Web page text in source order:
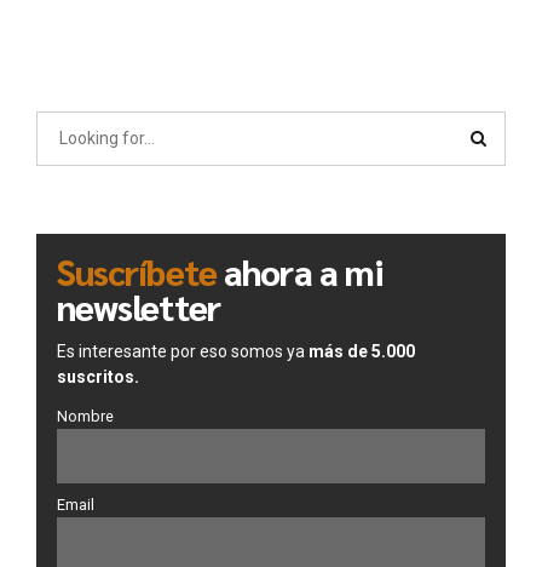
Suscríbeteahora a mi
newsletter
Es interesante por eso somos ya más de 5.000
suscritos.
Nombre
Email